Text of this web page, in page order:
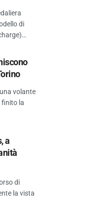
di
volante
finito la
a
di
la vista